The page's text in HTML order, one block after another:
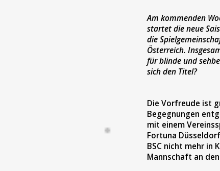
Am kommenden
startet die neue
die
Österreich.
für blinde und
sich den Titel?
Die Vorfreude ist
Begegnungen
mit einem
Fortuna
BSC nicht mehr in
Mannschaft an